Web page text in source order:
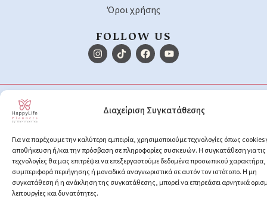
Διαχείριση Συγκατάθεσης
Για να παρέχουμε την καλύτερη εμπειρία, χρησιμοποιούμε τεχνολογίες όπως cookies
αποθήκευση ή/και την πρόσβαση σε πληροφορίες συσκευών. Η συγκατάθεση για
τεχνολογίες θα μας επιτρέψει να επεξεργαστούμε δεδομένα προσωπικού
συμπεριφορά περιήγησης ή μοναδικά αναγνωριστικά σε αυτόν τον ιστότοπο. Η μη
συγκατάθεση ή η ανάκληση της συγκατάθεσης, μπορεί να επηρεάσει αρνητικά
λειτουργίες και δυνατότητες.
Όροι χρήσης
FOLLOW US
Copyright © 2026 happylifeplanners.gr